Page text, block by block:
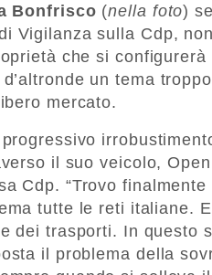
Bonfrisco (nella foto)
Vigilanza sulla Cdp,
che si configurerà
un tema
mercato.
il suo veicolo,
Cdp. “Trovo
tutte le reti italiane.
dei trasporti. In questo
il problema della